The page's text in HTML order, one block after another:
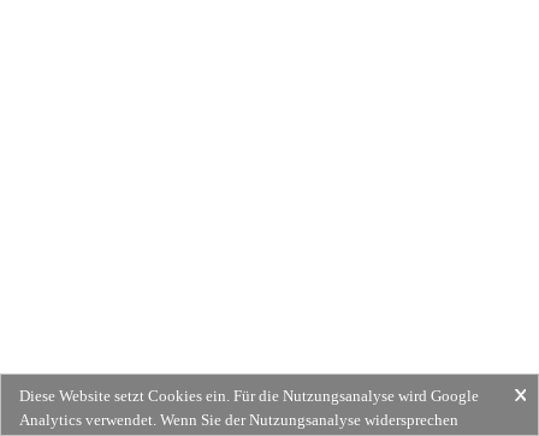
Diese Website setzt Cookies ein. Für die Nutzungsanalyse wird Google
Analytics verwendet. Wenn Sie der Nutzungsanalyse widersprechen